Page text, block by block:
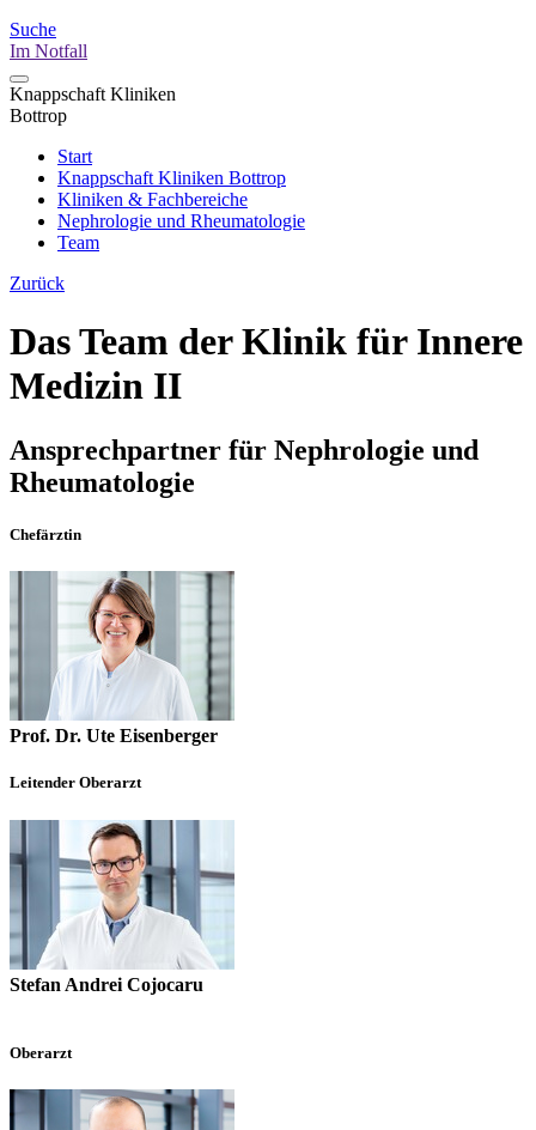
Suche
Im Notfall
Knappschaft Kliniken
Bottrop
Start
Knappschaft Kliniken Bottrop
Kliniken & Fachbereiche
Nephrologie und Rheumatologie
Team
Zurück
Das Team der Klinik für Innere
Medizin II
Ansprechpartner für Nephrologie und
Rheumatologie
Chefärztin
Prof. Dr. Ute Eisenberger
Leitender Oberarzt
Stefan Andrei Cojocaru
Oberarzt